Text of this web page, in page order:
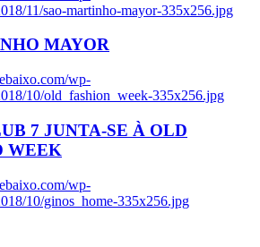
11/sao-martinho-mayor-335x256.jpg
MAYOR
wp-
10/old_fashion_week-335x256.jpg
7 JUNTA-SE À OLD
WEEK
wp-
10/ginos_home-335x256.jpg